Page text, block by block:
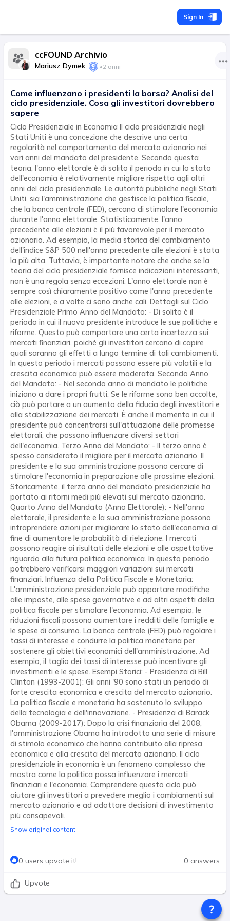
Sign In
ccFOUND Archivio
Mariusz Dymek •2 anni
Come influenzano i presidenti la borsa? Analisi del
ciclo presidenziale. Cosa gli investitori dovrebbero
sapere
Ciclo Presidenziale in Economia Il ciclo presidenziale negli
Stati Uniti è una concezione che descrive una certa
regolarità nel comportamento del mercato azionario nei
vari anni del mandato del presidente. Secondo questa
teoria, l'anno elettorale è di solito il periodo in cui lo stato
dell'economia è relativamente migliore rispetto agli altri
anni del ciclo presidenziale. Le autorità pubbliche negli Stati
Uniti, sia l'amministrazione che gestisce la politica fiscale,
che la banca centrale (FED), cercano di stimolare l'economia
durante l'anno elettorale. Statisticamente, l'anno
precedente alle elezioni è il più favorevole per il mercato
azionario. Ad esempio, la media storica del cambiamento
dell'indice S&P 500 nell'anno precedente alle elezioni è stata
la più alta. Tuttavia, è importante notare che anche se la
teoria del ciclo presidenziale fornisce indicazioni interessanti,
non è una regola senza eccezioni. L'anno elettorale non è
sempre così chiaramente positivo come l'anno precedente
alle elezioni, e a volte ci sono anche cali. Dettagli sul Ciclo
Presidenziale Primo Anno del Mandato: - Di solito è il
periodo in cui il nuovo presidente introduce le sue politiche e
riforme. Questo può comportare una certa incertezza sui
mercati finanziari, poiché gli investitori cercano di capire
quali saranno gli effetti a lungo termine di tali cambiamenti.
In questo periodo i mercati possono essere più volatili e la
crescita economica può essere moderata. Secondo Anno
del Mandato: - Nel secondo anno di mandato le politiche
iniziano a dare i propri frutti. Se le riforme sono ben accolte,
ciò può portare a un aumento della fiducia degli investitori e
alla stabilizzazione dei mercati. È anche il momento in cui il
presidente può concentrarsi sull'attuazione delle promesse
elettorali, che possono influenzare diversi settori
dell'economia. Terzo Anno del Mandato: - Il terzo anno è
spesso considerato il migliore per il mercato azionario. Il
presidente e la sua amministrazione possono cercare di
stimolare l'economia in preparazione alle prossime elezioni.
Storicamente, il terzo anno del mandato presidenziale ha
portato ai ritorni medi più elevati sul mercato azionario.
Quarto Anno del Mandato (Anno Elettorale): - Nell'anno
elettorale, il presidente e la sua amministrazione possono
intraprendere azioni per migliorare lo stato dell'economia al
fine di aumentare le probabilità di rielezione. I mercati
possono reagire ai risultati delle elezioni e alle aspettative
riguardo alla futura politica economica. In questo periodo
potrebbero verificarsi maggiori variazioni sui mercati
finanziari. Influenza della Politica Fiscale e Monetaria:
L'amministrazione presidenziale può apportare modifiche
alle imposte, alle spese governative e ad altri aspetti della
politica fiscale per stimolare l'economia. Ad esempio, le
riduzioni fiscali possono aumentare i redditi delle famiglie e
le spese di consumo. La banca centrale (FED) può regolare i
tassi di interesse e condurre la politica monetaria per
sostenere gli obiettivi economici dell'amministrazione. Ad
esempio, il taglio dei tassi di interesse può incentivare gli
investimenti e le spese. Esempi Storici: - Presidenza di Bill
Clinton (1993-2001): Gli anni '90 sono stati un periodo di
forte crescita economica e crescita del mercato azionario.
La politica fiscale e monetaria ha sostenuto lo sviluppo
della tecnologia e dell'innovazione. - Presidenza di Barack
Obama (2009-2017): Dopo la crisi finanziaria del 2008,
l'amministrazione Obama ha introdotto una serie di misure
di stimolo economico che hanno contribuito alla ripresa
economica e alla crescita del mercato azionario. Il ciclo
presidenziale in economia è un fenomeno complesso che
mostra come la politica possa influenzare i mercati
finanziari e l'economia. Comprendere questo ciclo può
aiutare gli investitori a prevedere meglio i cambiamenti sul
mercato azionario e ad adottare decisioni di investimento
più consapevoli.
Show original content
0 users upvote it! 0 answers
Upvote